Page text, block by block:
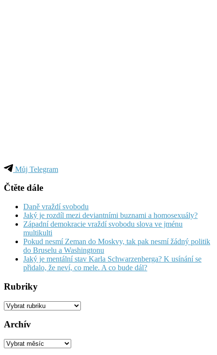
Můj Telegram
Čtěte dále
Daně vraždí svobodu
Jaký je rozdíl mezi deviantními buznami a homosexuály?
Západní demokracie vraždí svobodu slova ve jménu
multikulti
Pokud nesmí Zeman do Moskvy, tak pak nesmí žádný politik
do Bruselu a Washingtonu
Jaký je mentální stav Karla Schwarzenberga? K usínání se
přidalo, že neví, co mele. A co bude dál?
Rubriky
Rubriky
Archív
Archív